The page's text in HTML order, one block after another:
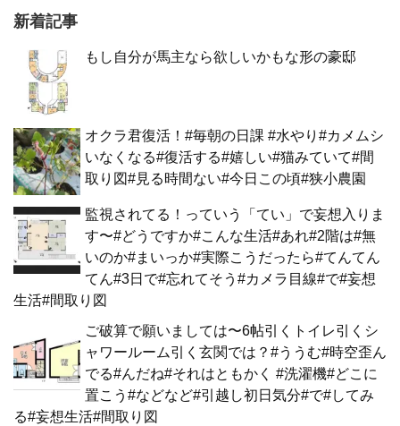
新着記事
もし自分が馬主なら欲しいかもな形の豪邸
オクラ君復活！#毎朝の日課 #水やり#カメムシ
いなくなる#復活する#嬉しい#猫みていて#間
取り図#見る時間ない#今日この頃#狭小農園
監視されてる！っていう「てい」で妄想入りま
す〜#どうですか#こんな生活#あれ#2階は#無
いのか#まいっか#実際こうだったら#てんてん
てん#3日で#忘れてそう#カメラ目線#で#妄想
生活#間取り図
ご破算で願いましては〜6帖引くトイレ引くシ
ャワールーム引く玄関では？#ううむ#時空歪ん
でる#んだね#それはともかく #洗濯機#どこに
置こう#などなど#引越し初日気分#で#してみ
る#妄想生活#間取り図